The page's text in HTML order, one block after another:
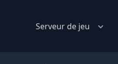
Serveur de jeu